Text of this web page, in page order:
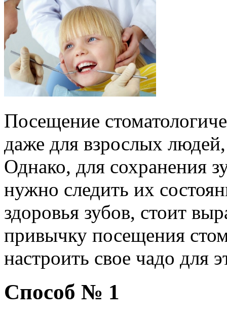
Посещение
даже для взрослых
Однако, для сохранения
нужно следить их
здоровья зубов, стоит
привычку посещения
настроить свое чадо для
Способ № 1